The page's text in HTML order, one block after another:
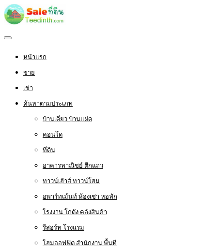
หน้าแรก
ขาย
เช่า
ค้นหาตามประเภท
บ้านเดี่ยว บ้านแฝด
คอนโด
ที่ดิน
อาคารพาณิชย์ ตึกแถว
ทาวน์เฮ้าส์ ทาวน์โฮม
อพาร์ทเม้นท์ ห้องเช่า หอพัก
โรงงาน โกดัง คลังสินค้า
รีสอร์ท โรงแรม
โฮมออฟฟิต สำนักงาน พื้นที่